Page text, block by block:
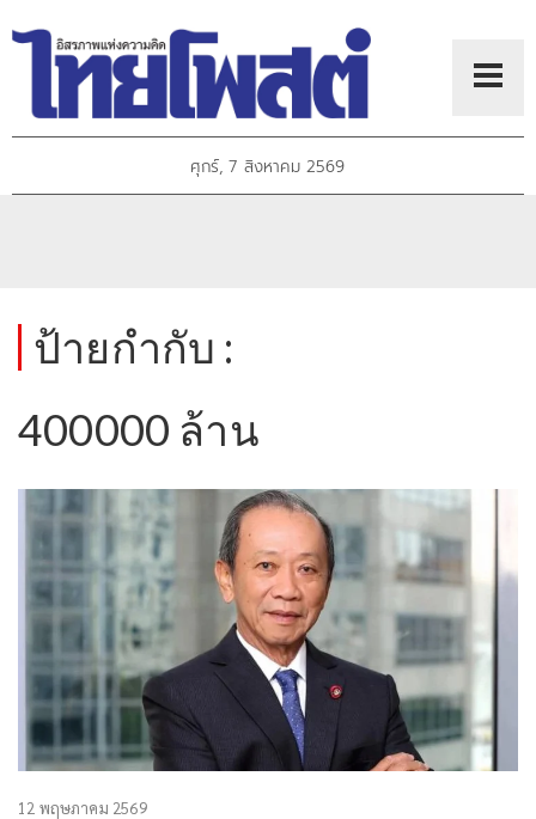
ศุกร์, 7 สิงหาคม 2569
ป้ายกำกับ :
400000 ล้าน
12 พฤษภาคม 2569